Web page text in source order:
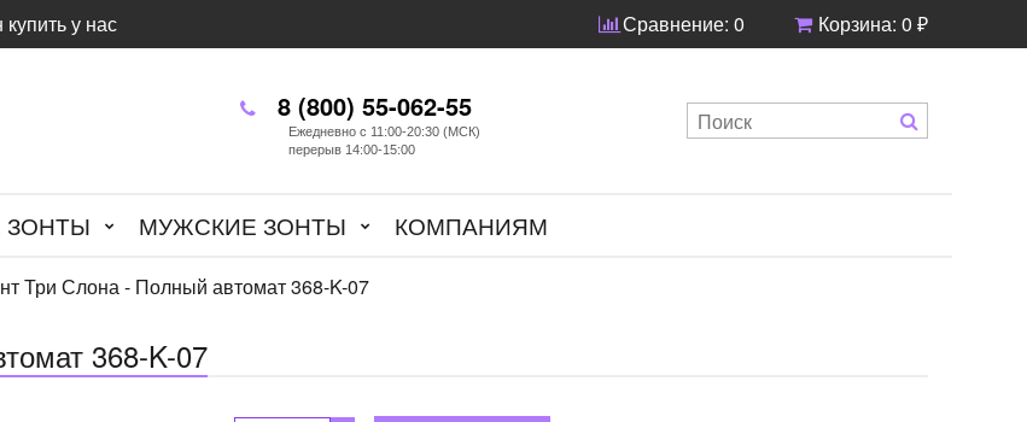
у нас Сравнение: 0 Корзина: 0 ₽
8 (800) 55-062-55
Ежедневно с 11:00-20:30 (МСК)
перерыв 14:00-15:00
ЗОНТЫ МУЖСКИЕ ЗОНТЫ КОМПАНИЯМ
Три Слона - Полный автомат 368-K-07
368-K-07